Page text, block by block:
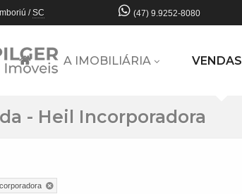
/SC (47) 9.9252-8080
A IMOBILIÁRIA VENDAS
- Heil Incorporadora